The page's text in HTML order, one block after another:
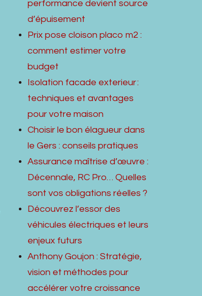
performance devient source
d’épuisement
Prix pose cloison placo m2 :
comment estimer votre
budget
Isolation facade exterieur :
techniques et avantages
pour votre maison
Choisir le bon élagueur dans
le Gers : conseils pratiques
Assurance maîtrise d’œuvre :
Décennale, RC Pro… Quelles
sont vos obligations réelles ?
Découvrez l’essor des
véhicules électriques et leurs
enjeux futurs
Anthony Goujon : Stratégie,
vision et méthodes pour
accélérer votre croissance